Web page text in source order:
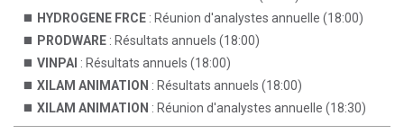
HYDROGENE FRCE : Réunion d'analystes annuelle (18:00)
PRODWARE : Résultats annuels (18:00)
VINPAI : Résultats annuels (18:00)
XILAM ANIMATION : Résultats annuels (18:00)
XILAM ANIMATION : Réunion d'analystes annuelle (18:30)